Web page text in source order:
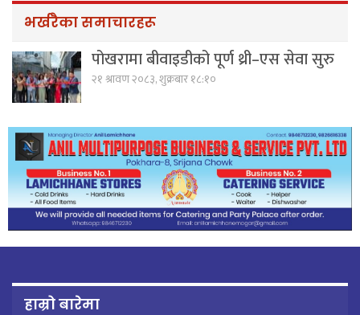
भर्खरैका समाचारहरू
पोखरामा बीवाइडीको पूर्ण थ्री–एस सेवा सुरु
२१ श्रावण २०८३, शुक्रबार १८:१०
हाम्रो बारेमा